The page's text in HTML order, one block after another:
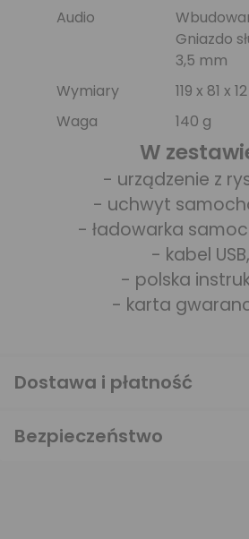
Audio
Gniazdo
3,5 mm
Wymiary
119 x 81 x
Waga
140 g
W
- urządzenie z
- uchwyt
- ładowarka
- kabel USB,
- polska
- karta
Dostawa i płatność
Bezpieczeństwo